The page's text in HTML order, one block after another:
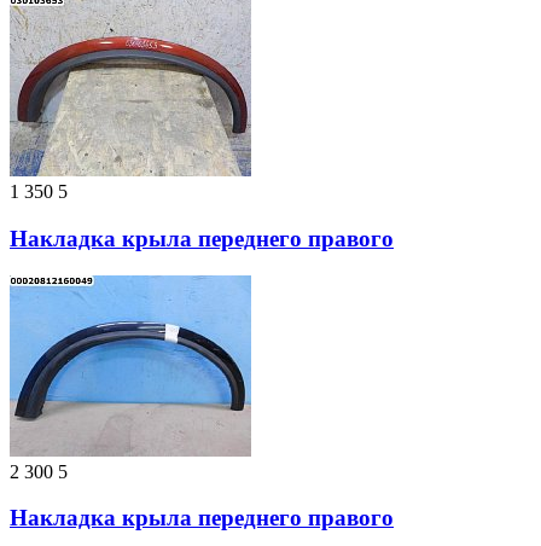
1 350 5
Накладка крыла переднего правого
2 300 5
Накладка крыла переднего правого